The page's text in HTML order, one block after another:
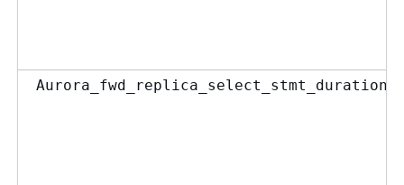
Aurora_fwd_replica_select_stmt_duration